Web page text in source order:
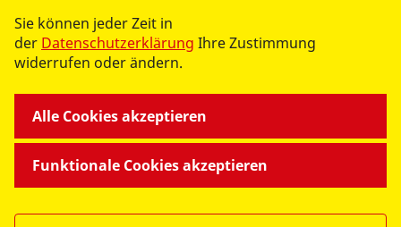
UNSERE ANGEBOTE
WIR ÜBER UNS
Sie können jeder Zeit in
der Datenschutzerklärung Ihre Zustimmung
widerrufen oder ändern.
Funktionale Cookies akzeptieren
Alle Cookies akzeptieren